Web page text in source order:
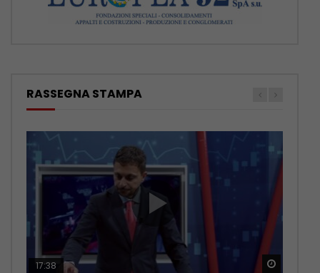
RASSEGNA STAMPA
17:38
22:42